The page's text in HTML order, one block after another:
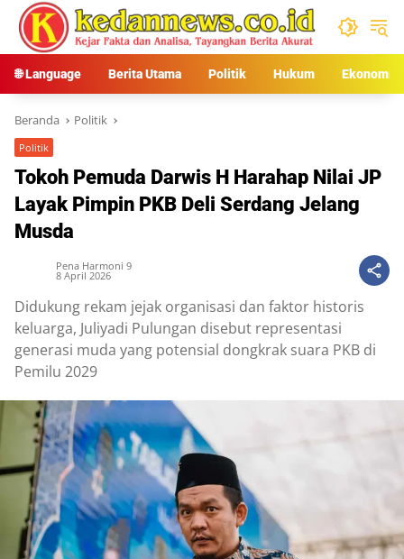
Langsung
konten
🌐 Language Berita Utama Politik Hukum Ekonomi
Beranda Politik
Politik
Tokoh Pemuda Darwis H Harahap Nilai JP
Layak Pimpin PKB Deli Serdang Jelang
Musda
Pena Harmoni 9
8 April 2026
Didukung rekam jejak organisasi dan faktor historis
keluarga, Juliyadi Pulungan disebut representasi
generasi muda yang potensial dongkrak suara PKB di
Pemilu 2029